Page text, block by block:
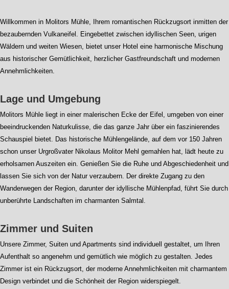
Willkommen in Molitors Mühle, Ihrem romantischen Rückzugsort inmitten der
bezaubernden Vulkaneifel. Eingebettet zwischen idyllischen Seen, urigen
Wäldern und weiten Wiesen, bietet unser Hotel eine harmonische Mischung
aus historischer Gemütlichkeit, herzlicher Gastfreundschaft und modernen
Annehmlichkeiten.
Lage und Umgebung
Molitors Mühle liegt in einer malerischen Ecke der Eifel, umgeben von einer
beeindruckenden Naturkulisse, die das ganze Jahr über ein faszinierendes
Schauspiel bietet. Das historische Mühlengelände, auf dem vor 150 Jahren
schon unser Urgroßvater Nikolaus Molitor Mehl gemahlen hat, lädt heute zu
erholsamen Auszeiten ein. Genießen Sie die Ruhe und Abgeschiedenheit und
lassen Sie sich von der Natur verzaubern. Der direkte Zugang zu den
Wanderwegen der Region, darunter der idyllische Mühlenpfad, führt Sie durch
unberührte Landschaften im charmanten Salmtal.
Zimmer und Suiten
Unsere Zimmer, Suiten und Apartments sind individuell gestaltet, um Ihren
Aufenthalt so angenehm und gemütlich wie möglich zu gestalten. Jedes
Zimmer ist ein Rückzugsort, der moderne Annehmlichkeiten mit charmantem
Design verbindet und die Schönheit der Region widerspiegelt.